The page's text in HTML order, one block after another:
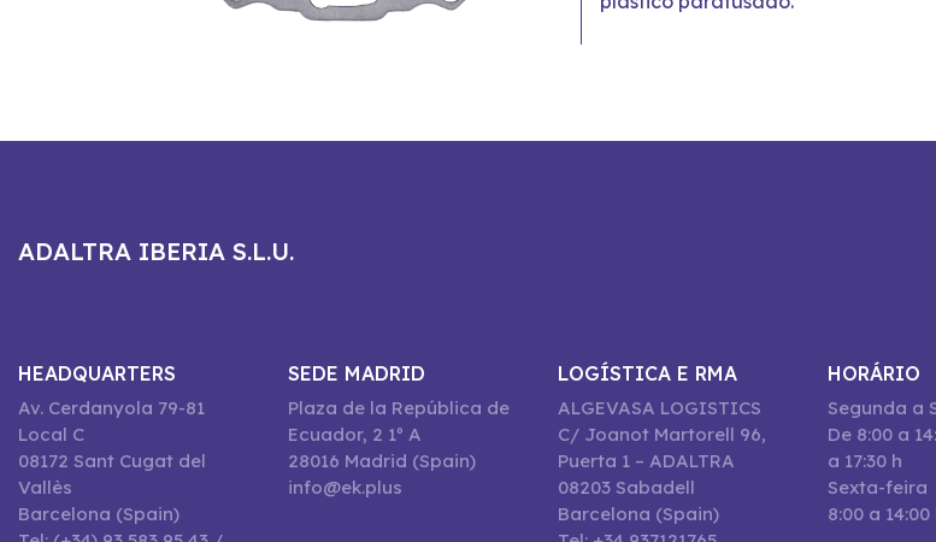
ADALTRA IBERIA S.L.U.
HEADQUARTERS
Av. Cerdanyola 79-81
Local C
08172 Sant Cugat del
Vallès
Barcelona (Spain)
SEDE MADRID
Plaza de la República de
Ecuador, 2 1º A
28016 Madrid (Spain)
info@ek.plus
LOGÍSTICA E RMA
ALGEVASA LOGISTICS
C/ Joanot Martorell 96,
Puerta 1 – ADALTRA
08203 Sabadell
Barcelona (Spain)
HORÁRIO
Segunda a
De 8:00 a
a 17:30 h
Sexta-feira
8:00 a 14:00